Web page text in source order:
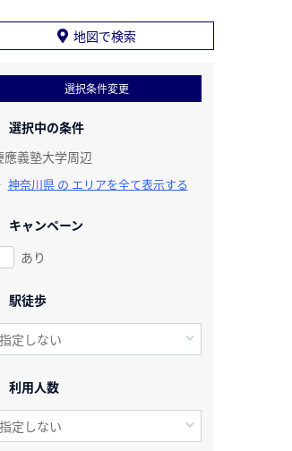
地図で検索
選択条件変更
選択中の条件
應義塾大学周辺
神奈川県 の エリアを全て表示する
キャンペーン
あり
駅徒歩
利用人数